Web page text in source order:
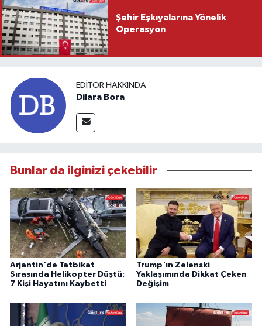
Şehir Eşkıyalarına Yönelik
Operasyon
EDITÖR HAKKINDA
Dilara Bora
Bunlar da ilginizi çekebilir
Arjantin'de Tatbikat
Sırasında Helikopter Düştü:
7 Kişi Hayatını Kaybetti
Trump'ın Zelenski
Yaklaşımında Dikkat Çeken
Değişim